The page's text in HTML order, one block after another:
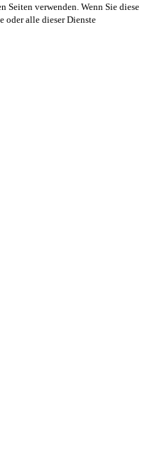
Seiten verwenden. Wenn Sie diese
oder alle dieser Dienste